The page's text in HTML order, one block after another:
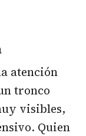
atención
tronco
visibles,
Quien